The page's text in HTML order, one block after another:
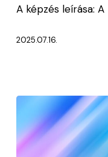
A képzés leírása:
2025.07.16.